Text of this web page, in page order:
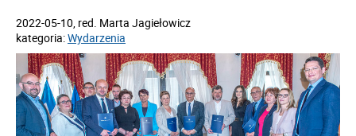
2022-05-10, red. Marta Jagiełowicz
kategoria:Wydarzenia